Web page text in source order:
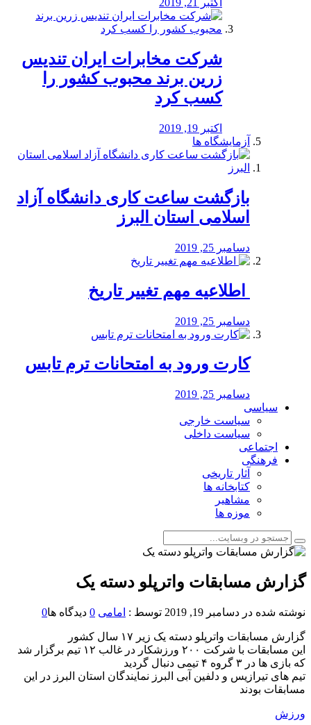
اکتبر 21, 2019
شرکت مخابرات ایران تندیس
زرین برند محبوب کشور را
کسب کرد
اکتبر 19, 2019
آزمایشگاه ها
بازگشت ساعت کاری دانشگاه آزاد
اسلامی استان البرز
دسامبر 25, 2019
️ اطلاعیه مهم تغییر تاریخ
دسامبر 25, 2019
کارت ورود به امتحانات ترم تابس
دسامبر 25, 2019
سیاسی
سیاست خارجی
سیاست داخلی
اجتماعی
فرهنگی
آثار تاریخی
کتابخانه ها
مشاهیر
موزه ها
گزارش مسابقات واترپلو دسته یک
نوشته شده در دسامبر 19, 2019 توسط : امامی 0 دیدگاه ها0
گزارش مسابقات واترپلو دسته یک زیر ۱۷ سال کشور
این مسابقات با شرکت ۲۰۰ ورزشکار در غالب ۱۲ تیم برگزار شد
که بازی ها در ۳ گروه ۴ تیمی دنبال گردید
تیم های تیرازیس و دلفین آبی البرز نمایندگان استان البرز در این
مسابقات بودند
ورزش